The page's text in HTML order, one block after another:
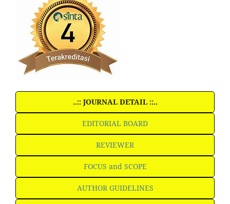
..:: JOURNAL DETAIL ::..
EDITORIAL BOARD
REVIEWER
FOCUS and SCOPE
AUTHOR GUIDELINES